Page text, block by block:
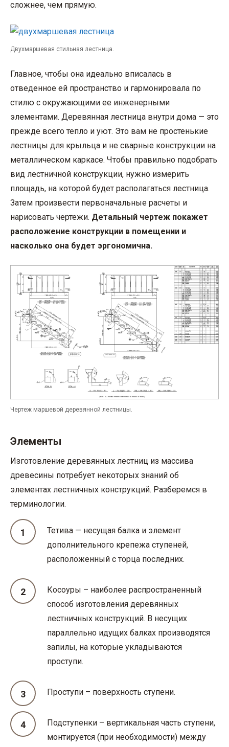
сложнее, чем прямую.
Двухмаршевая стильная лестница.
Главное, чтобы она идеально вписалась в
отведенное ей пространство и гармонировала по
стилю с окружающими ее инженерными
элементами. Деревянная лестница внутри дома — это
прежде всего тепло и уют. Это вам не простенькие
лестницы для крыльца и не сварные конструкции на
металлическом каркасе. Чтобы правильно подобрать
вид лестничной конструкции, нужно измерить
площадь, на которой будет располагаться лестница.
Затем произвести первоначальные расчеты и
нарисовать чертежи. Детальный чертеж покажет
расположение конструкции в помещении и
насколько она будет эргономична.
Чертеж маршевой деревянной лестницы.
Элементы
Изготовление деревянных лестниц из массива
древесины потребует некоторых знаний об
элементах лестничных конструкций. Разберемся в
терминологии.
Тетива — несущая балка и элемент
дополнительного крепежа ступеней,
расположенный с торца последних.
Косоуры – наиболее распространенный
способ изготовления деревянных
лестничных конструкций. В несущих
параллельно идущих балках производятся
запилы, на которые укладываются
проступи.
Проступи – поверхность ступени.
Подступенки – вертикальная часть ступени,
монтируется (при необходимости) между